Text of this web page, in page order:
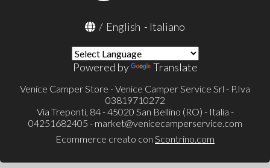
/ English - Italiano
Powered by Translate
Venice Camper Store - Venice Camper Service Srl - P.Iva
03819710272
Via Treponti, 84 - 45020 San Bellino (RO) - Italia -
04251682405 - market@venicecamperservice.com
Ecommerce creato con Scontrino.com